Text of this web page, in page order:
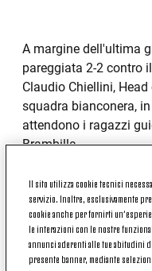
A margine dell'ultima
pareggiata 2-2 contro
Claudio Chiellini,
squadra bianconera,
attendono i ragazzi
Brambilla.
IL COMMENTO
«Voglio prima di tutto
al mister e allo staff
Il sito utilizza cookie tecnici
servizio. Inoltre, esclusivamente
cookie anche per fornirti
le interazioni con le nostre
annunci aderenti alle tue abitudini
presente banner, mediante